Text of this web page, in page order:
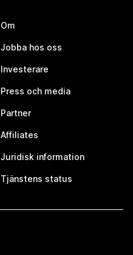
Om
Jobba hos oss
Investerare
Press och media
Partner
Affiliates
Juridisk information
Tjänstens status